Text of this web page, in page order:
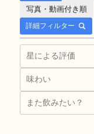
詳細フィルター
写真・動画付き順